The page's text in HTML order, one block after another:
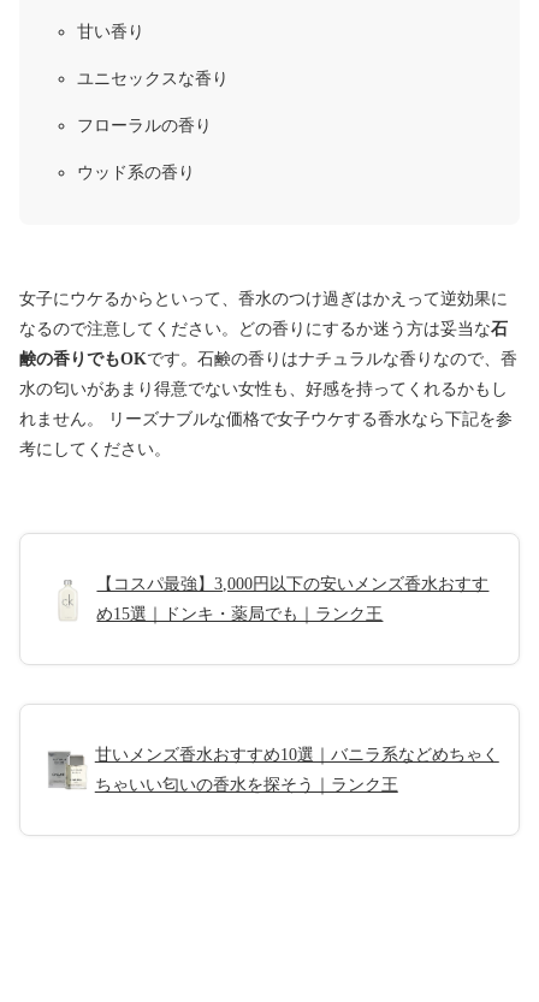
甘い香り
ユニセックスな香り
フローラルの香り
ウッド系の香り
女子にウケるからといって、香水のつけ過ぎはかえって逆効果に
なるので注意してください。どの香りにするか迷う方は妥当な石
鹸の香りでもOKです。石鹸の香りはナチュラルな香りなので、香
水の匂いがあまり得意でない女性も、好感を持ってくれるかもし
れません。 リーズナブルな価格で女子ウケする香水なら下記を参
考にしてください。
【コスパ最強】3,000円以下の安いメンズ香水おすす
め15選｜ドンキ・薬局でも｜ランク王
甘いメンズ香水おすすめ10選｜バニラ系などめちゃく
ちゃいい匂いの香水を探そう｜ランク王